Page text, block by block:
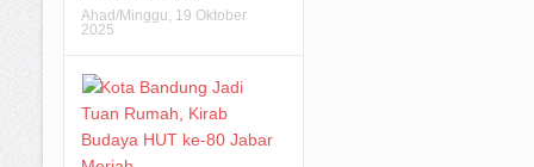
Ahad/Minggu, 19 Oktober
2025